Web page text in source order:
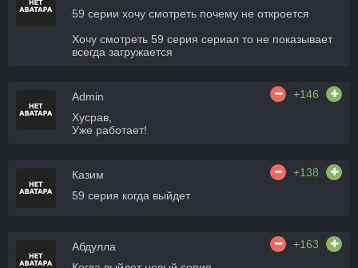
59 серии хочу смотреть почему не откроется
Хочу смотреть 59 серия сериал то не показывает
всегда загружается
Admin
+146
Хусрав,
Уже работает!
Казим
+138
59 серия когда выйдет
Абдулла
+163